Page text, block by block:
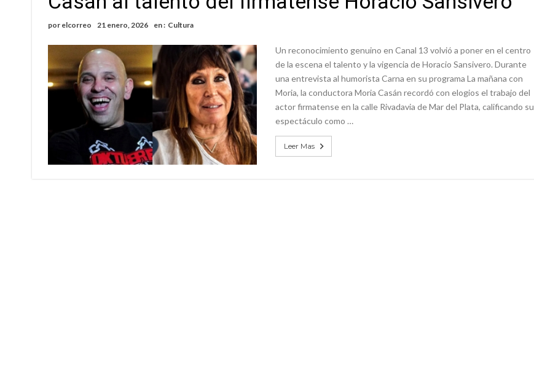
por elcorreo 21 enero, 2026 en : Cultura
Un reconocimiento genuino en Canal 13 volvió a poner en el centro
de la escena el talento y la vigencia de Horacio Sansivero. Durante
una entrevista al humorista Carna en su programa La mañana con
Moria, la conductora Moria Casán recordó con elogios el trabajo del
actor firmatense en la calle Rivadavia de Mar del Plata, calificando su
espectáculo como …
Leer Mas